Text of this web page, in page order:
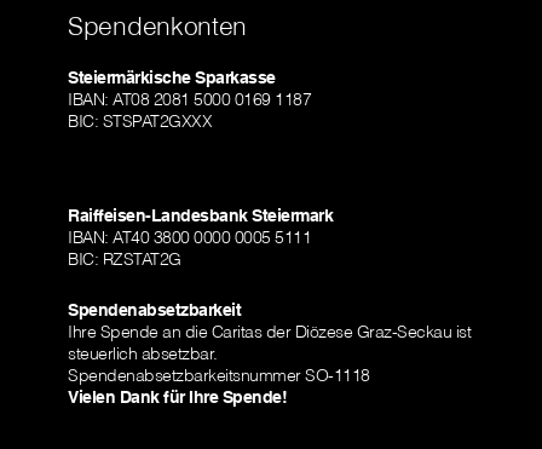
Spendenkonten
Steiermärkische Sparkasse
IBAN: AT08 2081 5000 0169 1187
BIC: STSPAT2GXXX
Raiffeisen-Landesbank Steiermark
IBAN: AT40 3800 0000 0005 5111
BIC: RZSTAT2G
Spendenabsetzbarkeit
Ihre Spende an die Caritas der Diözese Graz-Seckau ist
steuerlich absetzbar.
Spendenabsetzbarkeitsnummer SO-1118
Vielen Dank für Ihre Spende!